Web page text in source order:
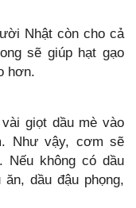
Nhật còn cho cả
sẽ giúp hạt gạo
hơn.
giọt dầu mè vào
Như vậy, cơm sẽ
Nếu không có dầu
dầu đậu phọng,